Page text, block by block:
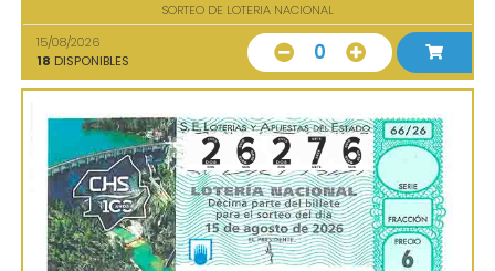
SORTEO DE LOTERIA NACIONAL
15/08/2026
18 DISPONIBLES 0